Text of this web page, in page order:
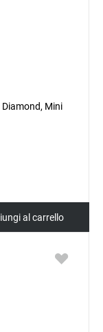
Mini
al carrello